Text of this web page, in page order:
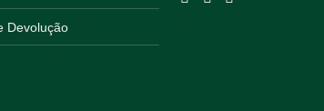
Devolução